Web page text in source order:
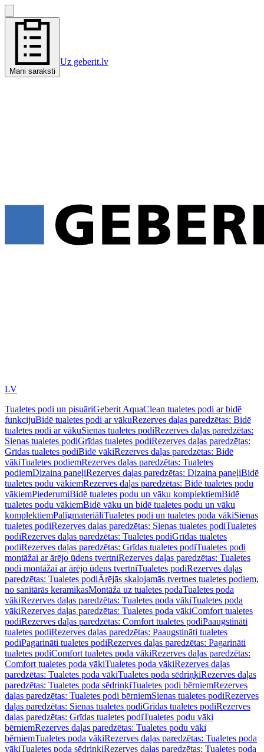
Mani saraksti
Uz geberit.lv
LV
Tualetes podi un pisuāriGeberit AquaClean tualetes podi ar bidē
funkcijuBidē tualetes podi ar vākuRezerves daļas paredzētas: Bidē
tualetes podi ar vākuSienas tualetes podiRezerves daļas paredzētas:
Sienas tualetes podiGrīdas tualetes podiRezerves daļas paredzētas:
Grīdas tualetes podiBidē vākiRezerves daļas paredzētas: Bidē
vākiTualetes podiemRezerves daļas paredzētas: Tualetes
podiemDizaina paneļiRezerves daļas paredzētas: Dizaina paneļiBidē
tualetes podu vākiemRezerves daļas paredzētas: Bidē tualetes podu
vākiemPiederumiBidē tualetes podu un vāku komplektiemBidē
tualetes podu vākiemBidē vāku un bidē tualetes podu un vāku
komplektiemPalīgmateriāliTualetes podi un tualetes poda vākiSienas
tualetes podiRezerves daļas paredzētas: Sienas tualetes podiTualetes
podiRezerves daļas paredzētas: Tualetes podiGrīdas tualetes
podiRezerves daļas paredzētas: Grīdas tualetes podiTualetes podi
montāžai ar ārējo ūdens tvertniRezerves daļas paredzētas: Tualetes
podi montāžai ar ārējo ūdens tvertniTualetes podiRezerves daļas
paredzētas: Tualetes podiĀrējās skalojamās tvertnes tualetes podiem,
no sanitārās keramikasMontāža uz tualetes podaTualetes poda
vākiRezerves daļas paredzētas: Tualetes poda vākiTualetes poda
vākiRezerves daļas paredzētas: Tualetes poda vākiComfort tualetes
podiRezerves daļas paredzētas: Comfort tualetes podiPaaugstināti
tualetes podiRezerves daļas paredzētas: Paaugstināti tualetes
podiPagarināti tualetes podiRezerves daļas paredzētas: Pagarināti
tualetes podiComfort tualetes poda vākiRezerves daļas paredzētas:
Comfort tualetes poda vākiTualetes poda vākiRezerves daļas
paredzētas: Tualetes poda vākiTualetes poda sēdriņķiRezerves daļas
paredzētas: Tualetes poda sēdriņķiTualetes podi bērniemRezerves
daļas paredzētas: Tualetes podi bērniemSienas tualetes podiRezerves
daļas paredzētas: Sienas tualetes podiGrīdas tualetes podiRezerves
daļas paredzētas: Grīdas tualetes podiTualetes podu vāki
bērniemRezerves daļas paredzētas: Tualetes podu vāki
bērniemTualetes poda vākiRezerves daļas paredzētas: Tualetes poda
vākiTualetes poda sēdriņķiRezerves daļas paredzētas: Tualetes poda